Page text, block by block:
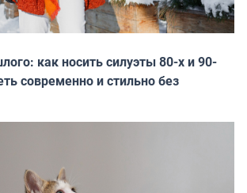
как носить силуэты 80-х и 90-
современно и стильно без